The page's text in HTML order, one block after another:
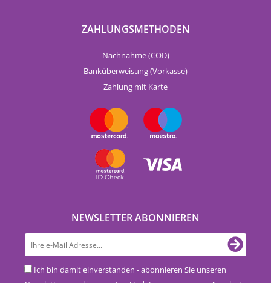
ZAHLUNGSMETHODEN
Nachnahme (COD)
Banküberweisung (Vorkasse)
Zahlung mit Karte
NEWSLETTER ABONNIEREN
Ich bin damit einverstanden - abonnieren Sie unseren